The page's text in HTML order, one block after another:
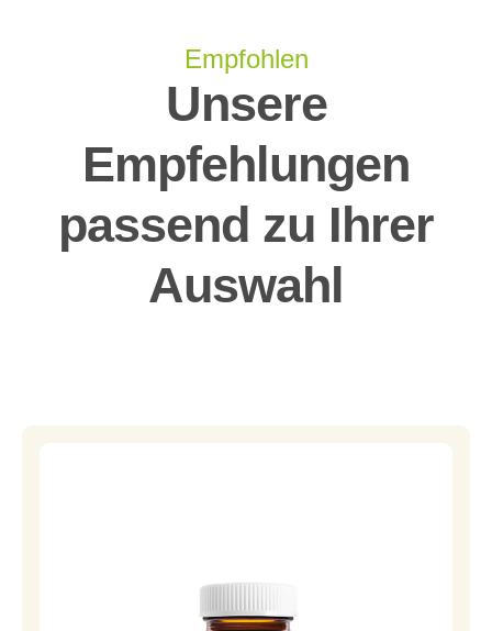
Empfohlen
Unsere
Empfehlungen
passend zu Ihrer
Auswahl